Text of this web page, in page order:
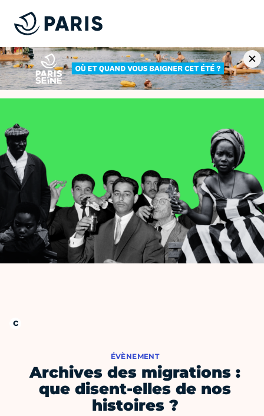
ÉVÈNEMENT
Archives des migrations :
que disent-elles de nos
histoires ?